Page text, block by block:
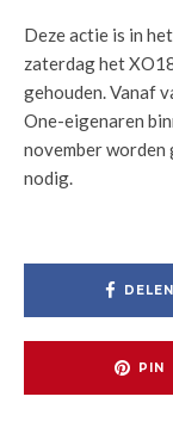
Deze actie is in
zaterdag het
gehouden. Vanaf
One-eigenaren
november worden
nodig.
DELEN
PIN